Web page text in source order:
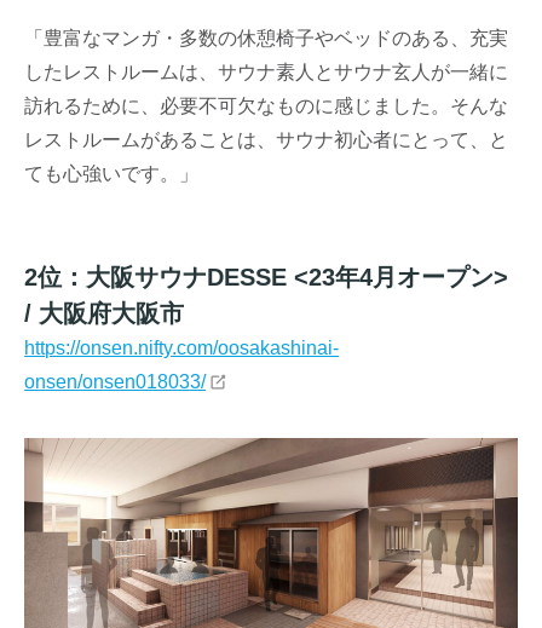
「豊富なマンガ・多数の休憩椅子やベッドのある、充実
したレストルームは、サウナ素人とサウナ玄人が一緒に
訪れるために、必要不可欠なものに感じました。そんな
レストルームがあることは、サウナ初心者にとって、と
ても心強いです。」
2位：大阪サウナDESSE <23年4月オープン>
/ 大阪府大阪市
https://onsen.nifty.com/oosakashinai-
onsen/onsen018033/